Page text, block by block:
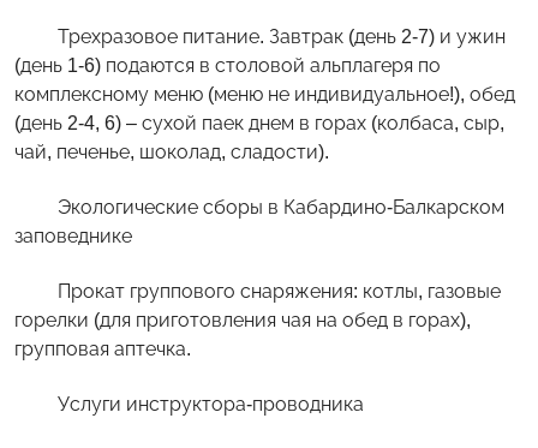
Трехразовое питание. Завтрак (день 2-7) и ужин
(день 1-6) подаются в столовой альплагеря по
комплексному меню (меню не индивидуальное!), обед
(день 2-4, 6) – сухой паек днем в горах (колбаса, сыр,
чай, печенье, шоколад, сладости).
Экологические сборы в Кабардино-Балкарском
заповеднике
Прокат группового снаряжения: котлы, газовые
горелки (для приготовления чая на обед в горах),
групповая аптечка.
Услуги инструктора-проводника